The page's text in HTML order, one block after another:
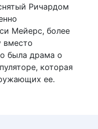
Ричардом
Мейерс, более
вместо
была драма о
которая
ее.